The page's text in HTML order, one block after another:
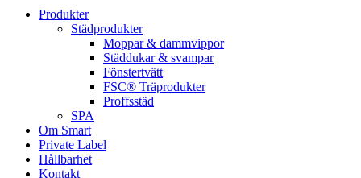
Produkter
Städprodukter
Moppar & dammvippor
Städdukar & svampar
Fönstertvätt
FSC® Träprodukter
Proffsstäd
SPA
Om Smart
Private Label
Hållbarhet
Kontakt